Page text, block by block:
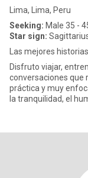
Lima, Lima, Peru
Seeking: Male 35 -
Star sign:
Las mejores
Disfruto viajar,
conversaciones que realmente
práctica y muy
la tranquilidad, el